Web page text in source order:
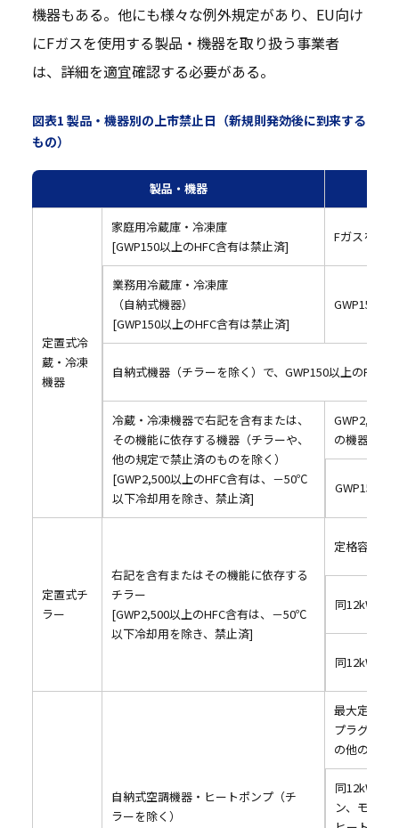
機器もある。他にも様々な例外規定があり、EU向け
にFガスを使用する製品・機器を取り扱う事業者
は、詳細を適宜確認する必要がある。
図表1 製品・機器別の上市禁止日（新規則発効後に到来する
もの）
製品・機器
定置式冷
蔵・冷凍
機器
家庭用冷蔵庫・冷凍庫
[GWP150以上のHFC含有は禁止済]
Fガスを含有
業務用冷蔵庫・冷凍庫
（自納式機器）
[GWP150以上のHFC含有は禁止済]
GWP150以
自納式機器（チラーを除く）で、GWP150以上のFガス
冷蔵・冷凍機器で右記を含有または、
その機能に依存する機器（チラーや、
他の規定で禁止済のものを除く）
[GWP2,500以上のHFC含有は、－50℃
以下冷却用を除き、禁止済]
GWP2,500
の機器を除
GWP150以
定置式チ
ラー
右記を含有またはその機能に依存する
チラー
[GWP2,500以上のHFC含有は、－50℃
以下冷却用を除き、禁止済]
定格容量
同12kW以
同12kWを
自納式空調機器・ヒートポンプ（チ
ラーを除く）
最大定格容
プラグイン
の他の自納
同12kW以
ン、モノブ